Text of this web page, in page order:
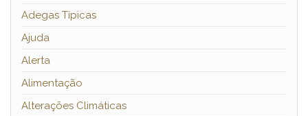
Adegas Típicas
Ajuda
Alerta
Alimentação
Alterações Climáticas